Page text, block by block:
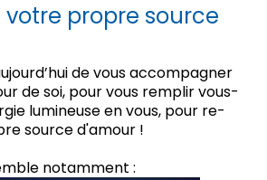
votre propre source
de vous accompagner
de soi, pour vous remplir vous-
lumineuse en vous, pour re-
source d'amour !
notamment :